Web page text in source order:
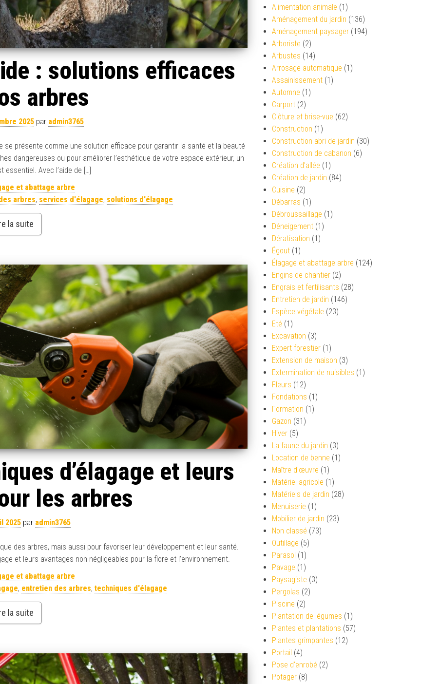
: solutions efficaces
arbres
2025 par admin3765
se présente comme une solution efficace pour garantir la santé et la beauté
dangereuses ou pour améliorer l’esthétique de votre espace extérieur, un
essentiel. Avec l’aide de […]
et abattage arbre
arbres, services d'élagage, solutions d'élagage
la suite
d’élagage et leurs
les arbres
2025 par admin3765
des arbres, mais aussi pour favoriser leur développement et leur santé.
et leurs avantages non négligeables pour la flore et l’environnement.
et abattage arbre
, entretien des arbres, techniques d'élagage
la suite
Alimentation animale (1)
Aménagement du jardin (136)
Aménagement paysager (194)
Arboriste (2)
Arbustes (14)
Arrosage automatique (1)
Assainissement (1)
Automne (1)
Carport (2)
Clôture et brise-vue (62)
Construction (1)
Construction abri de jardin (30)
Construction de cabanon (6)
Création d’allée (1)
Création de jardin (84)
Cuisine (2)
Débarras (1)
Débroussaillage (1)
Déneigement (1)
Dératisation (1)
Égout (1)
Élagage et abattage arbre (124)
Engins de chantier (2)
Engrais et fertilisants (28)
Entretien de jardin (146)
Espèce végétale (23)
Eté (1)
Excavation (3)
Expert forestier (1)
Extension de maison (3)
Extermination de nuisibles (1)
Fleurs (12)
Fondations (1)
Formation (1)
Gazon (31)
Hiver (5)
La faune du jardin (3)
Location de benne (1)
Maître d'œuvre (1)
Matériel agricole (1)
Matériels de jardin (28)
Menuiserie (1)
Mobilier de jardin (23)
Non classé (73)
Outillage (5)
Parasol (1)
Pavage (1)
Paysagiste (3)
Pergolas (2)
Piscine (2)
Plantation de légumes (1)
Plantes et plantations (57)
Plantes grimpantes (12)
Portail (4)
Pose d'enrobé (2)
Potager (8)